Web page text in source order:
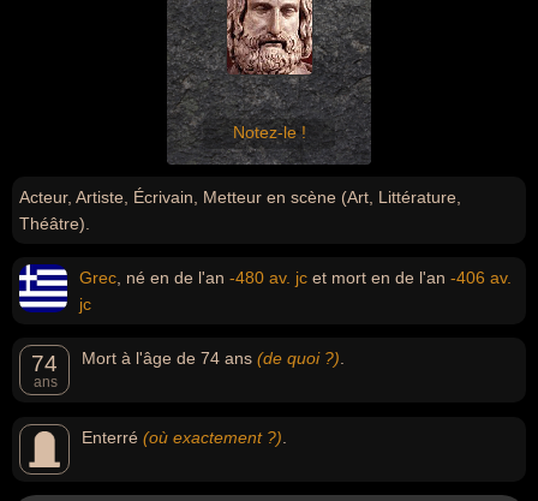
Notez-le !
Acteur, Artiste, Écrivain, Metteur en scène (Art, Littérature,
Théâtre).
Grec , né en de l'an -480 av. jc et mort en de l'an -406 av.
jc
74
ans
Mort à l'âge de 74 ans (de quoi ?)
Enterré (où exactement ?)